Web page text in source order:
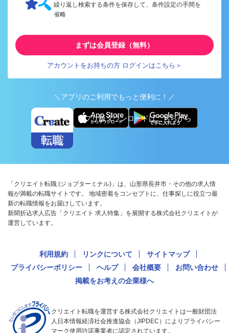
繰り返し検索する条件を保存して、条件設定の手間を
省略
まずは会員登録（無料）
アカウントをお持ちの方 ログインはこちら＞
＼アプリのご利用でもっと便利に！／
アプリ版ダウンロードはこちらから
「クリエイト転職 (ジョブターミナル)」は、山形県長井市・その他の求人情
報が満載の転職サイトです。 地域密着をコンセプトに、仕事探しに役立つ最
新の転職情報をお届けしています。
新聞折込求人広告「クリエイト 求人特集」を展開する株式会社クリエイトが
運営しています。
利用規約 リンクについて
サイトマップ
プライバシーポリシー
ヘルプ 会社概要
お問い合わせ
掲載をお考えの企業様へ
クリエイト転職を運営する株式会社クリエイトは一般財団法
人日本情報経済社会推進協会（JIPDEC）によりプライバシー
マーク使用許諾事業者に認定されています。